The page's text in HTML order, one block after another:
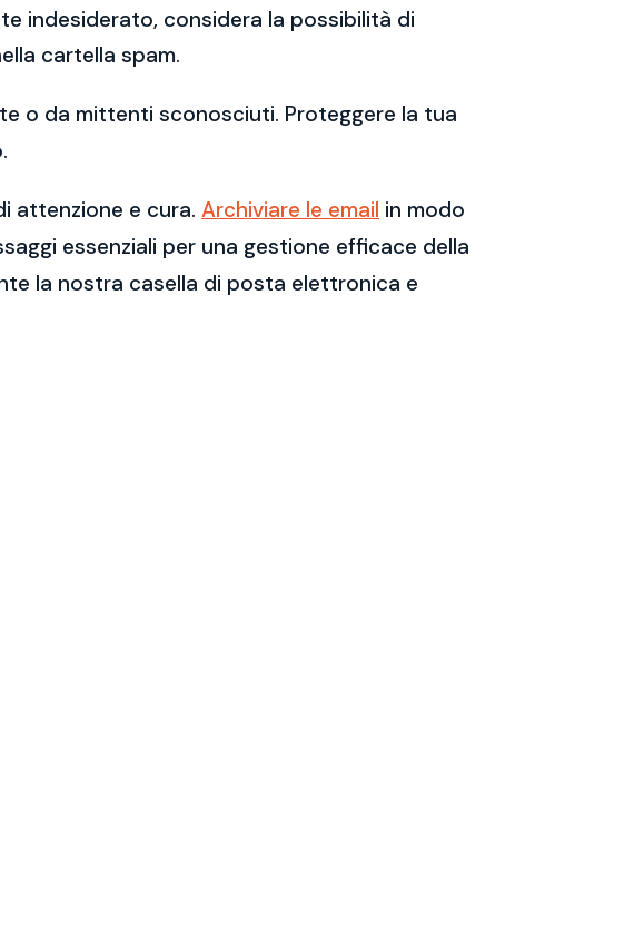
indesiderato, considera la possibilità di
cartella spam.
o da mittenti sconosciuti. Proteggere la tua
attenzione e cura. Archiviare le email in modo
essenziali per una gestione efficace della
la nostra casella di posta elettronica e